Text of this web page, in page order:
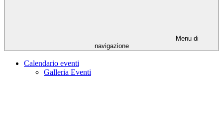
Menu di
navigazione
Calendario eventi
Galleria Eventi